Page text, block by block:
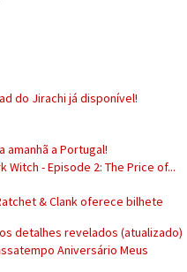
do Jirachi já disponível!
amanhã a Portugal!
Witch - Episode 2: The Price of...
& Clank oferece bilhete
detalhes revelados (atualizado)
Aniversário Meus